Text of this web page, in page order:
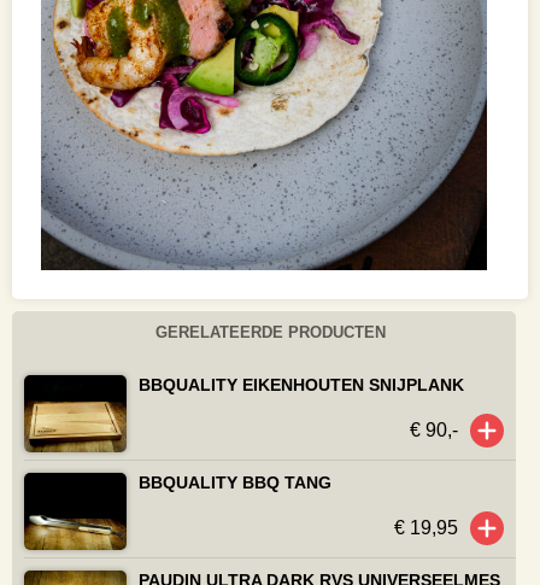
GERELATEERDE PRODUCTEN
BBQUALITY EIKENHOUTEN SNIJPLANK
€ 90,-
BBQUALITY BBQ TANG
€ 19,95
PAUDIN ULTRA DARK RVS UNIVERSEELMES